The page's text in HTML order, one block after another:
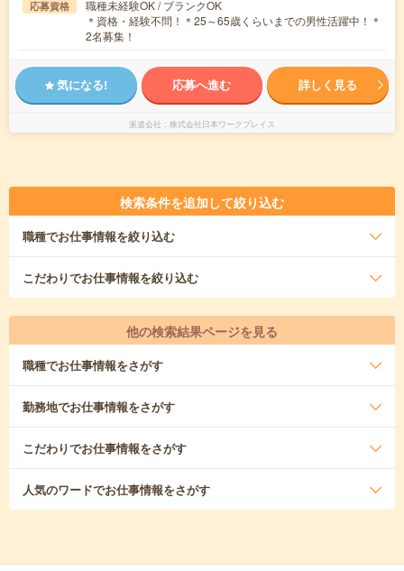
応募資格
職種未経験OK / ブランクOK
＊資格・経験不問！＊25～65歳くらいまでの男性活躍中！＊
2名募集！
気になる! 応募へ進む 詳しく見る
派遣会社 株式会社日本ワークプレイス
検索条件を追加して絞り込む
職種でお仕事情報を絞り込む
こだわりでお仕事情報を絞り込む
他の検索結果ページを見る
職種でお仕事情報をさがす
勤務地でお仕事情報をさがす
こだわりでお仕事情報をさがす
人気のワードでお仕事情報をさがす